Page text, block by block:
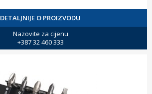
DETALJNIJE O PROIZVODU
Nazovite za cijenu
+387 32 460 333